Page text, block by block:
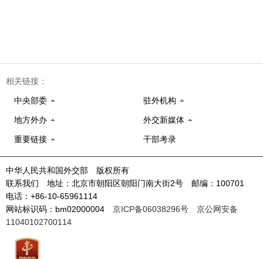
相关链接：
中央部委 驻外机构
地方外办 外交新媒体
重要链接 干部考录
中华人民共和国外交部 版权所有
联系我们 地址：北京市朝阳区朝阳门南大街2号 邮编：100701
电话：+86-10-65961114
网站标识码：bm02000004 京ICP备06038296号
京公网安备
11040102700114